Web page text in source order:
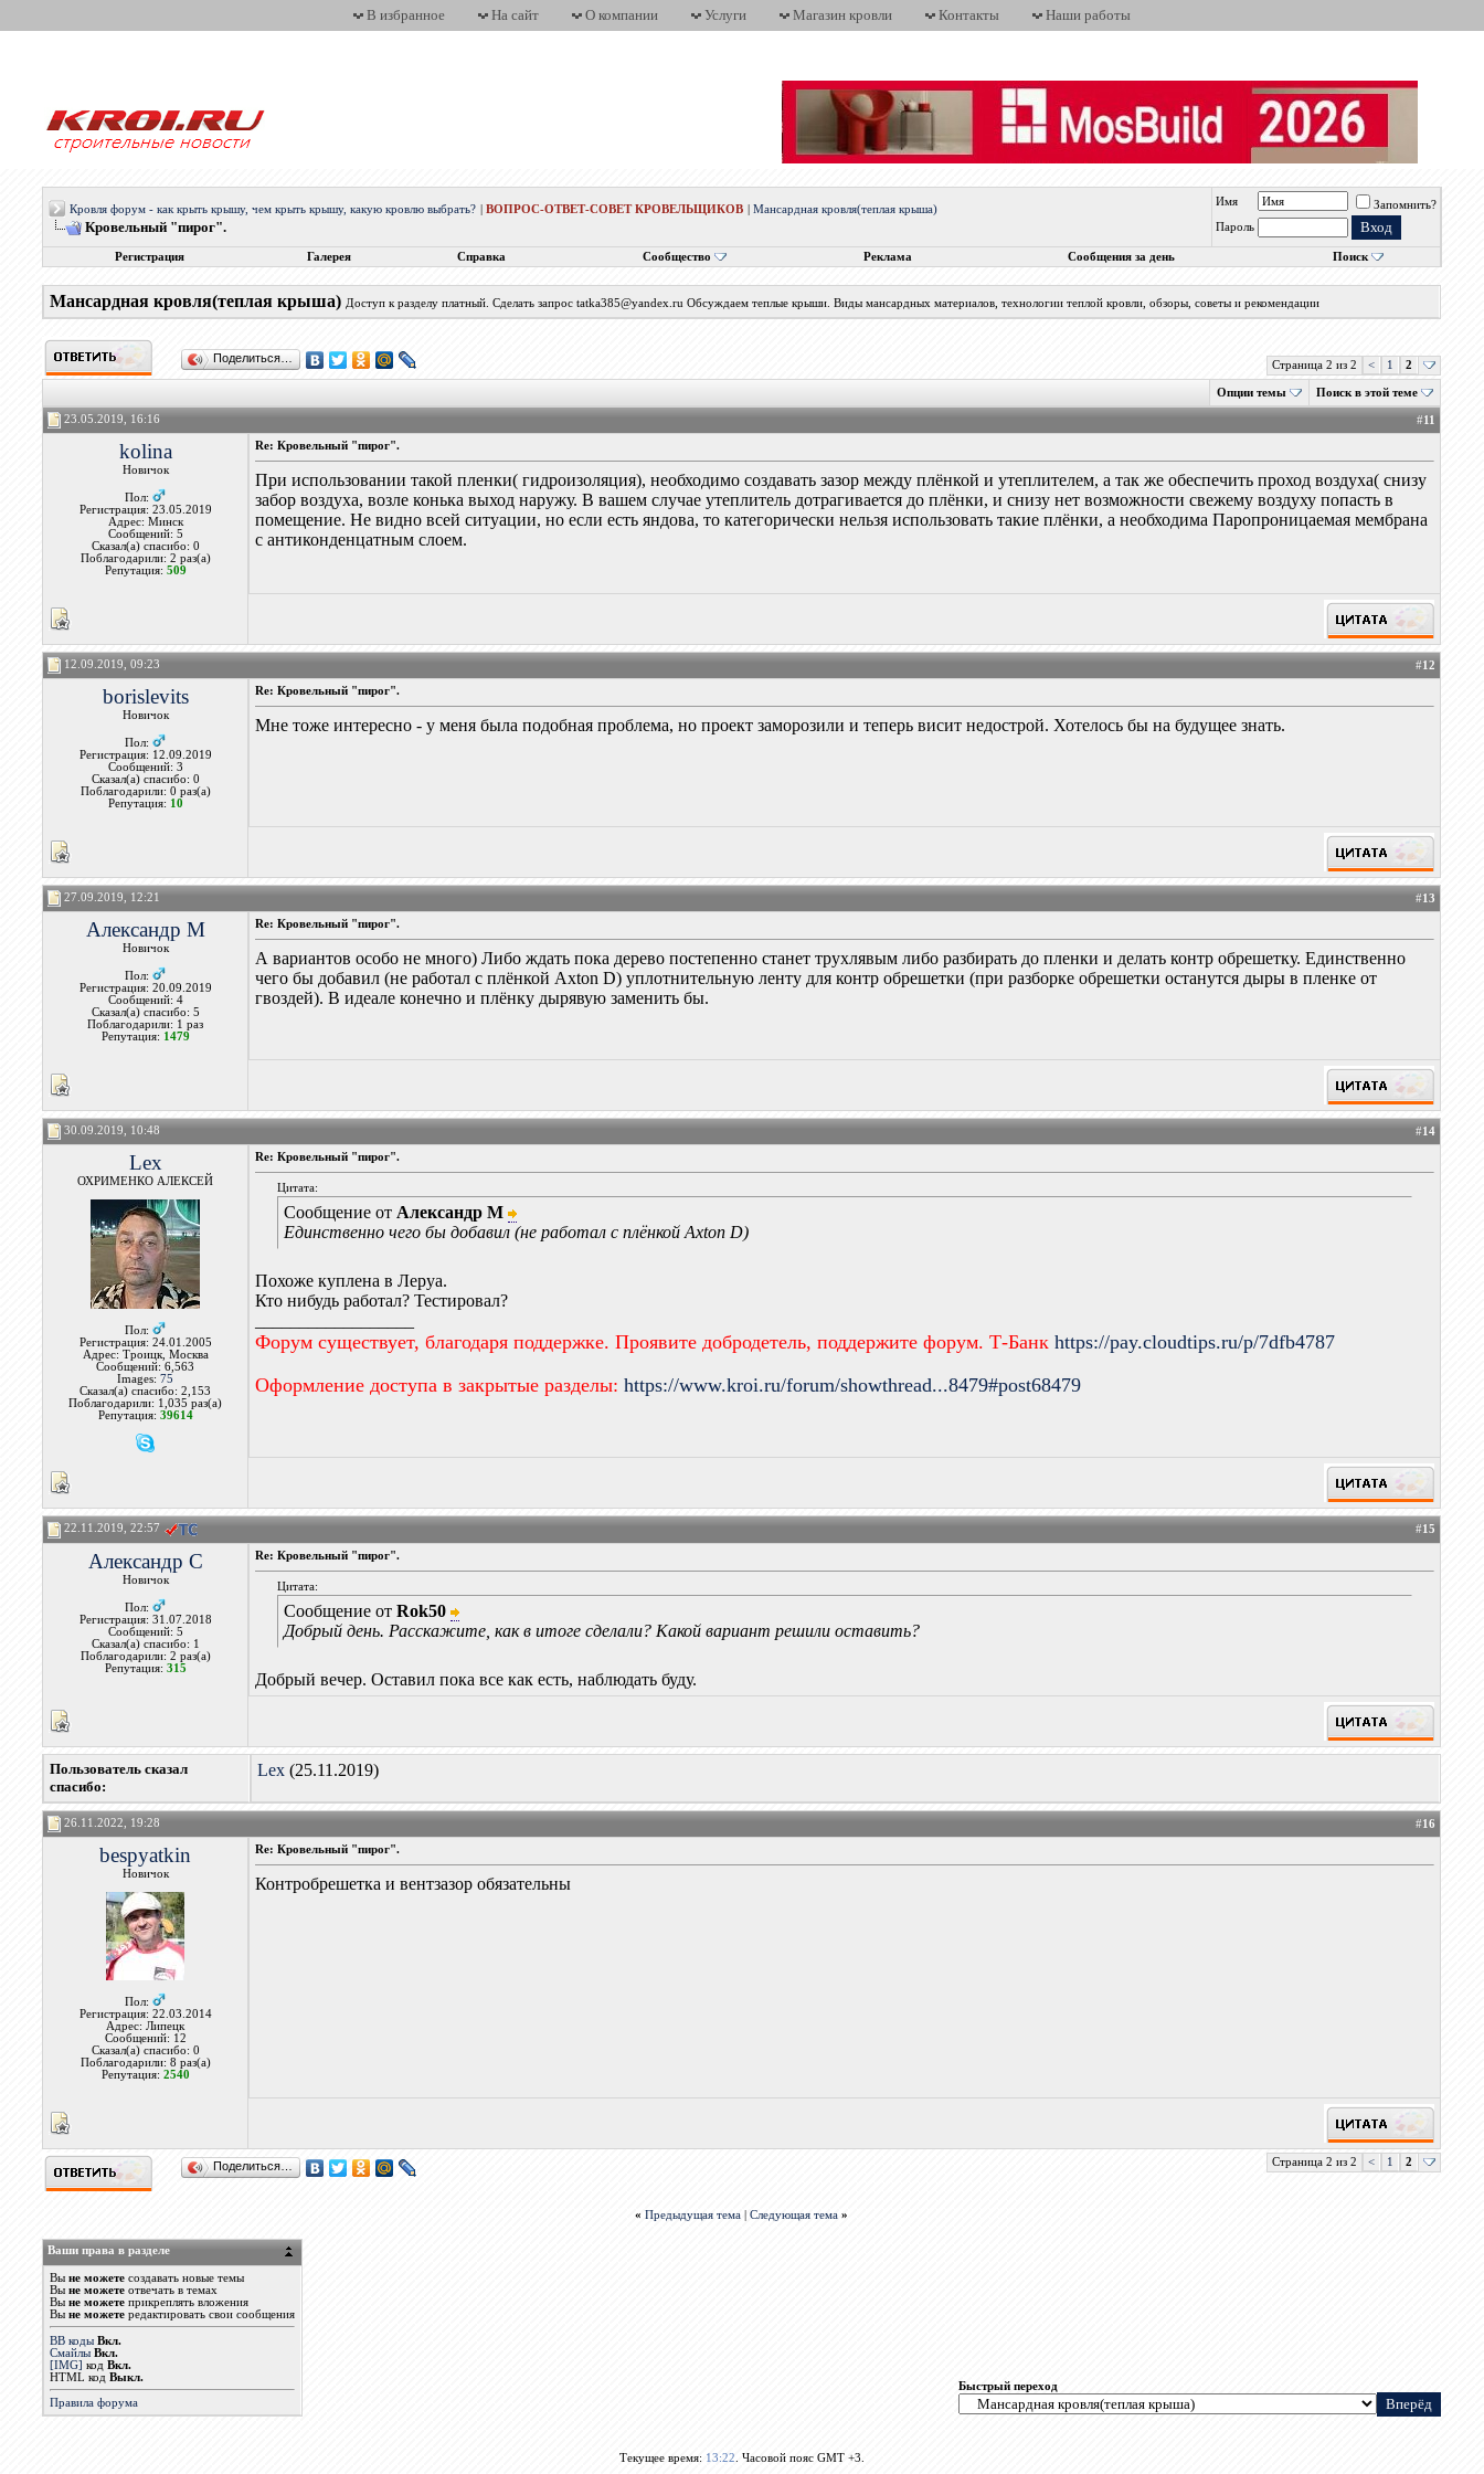
В избранное На сайт О компании Услуги Магазин кровли Контакты Наши работы
Кровля форум - как крыть крышу, чем крыть крышу, какую кровлю выбрать? |ВОПРОС-ОТВЕТ-СОВЕТ КРОВЕЛЬЩИКОВ |Мансардная кровля(теплая крыша)
Кровельный "пирог".
Имя
Запомнить?
Пароль
Регистрация Галерея Справка Сообщество Реклама Сообщения за день Поиск
Мансардная кровля(теплая крыша) Доступ к разделу платный. Сделать запрос tatka385@yandex.ru Обсуждаем теплые крыши. Виды мансардных материалов, технологии теплой кровли, обзоры, советы и рекомендации
Поделиться…
Страница 2 из 2 < 1 2
Опции темы Поиск в этой теме
23.05.2019, 16:16 #11
kolina
Новичок
Пол:
Регистрация: 23.05.2019
Адрес: Минск
Сообщений: 5
Сказал(а) спасибо: 0
Поблагодарили: 2 раз(а)
Репутация: 509
Re: Кровельный "пирог".
При использовании такой пленки( гидроизоляция), необходимо создавать зазор между плёнкой и утеплителем, а так же обеспечить проход воздуха( снизу
забор воздуха, возле конька выход наружу. В вашем случае утеплитель дотрагивается до плёнки, и снизу нет возможности свежему воздуху попасть в
помещение. Не видно всей ситуации, но если есть яндова, то категорически нельзя использовать такие плёнки, а необходима Паропроницаемая мембрана
с антиконденцатным слоем.
12.09.2019, 09:23 #12
borislevits
Новичок
Пол:
Регистрация: 12.09.2019
Сообщений: 3
Сказал(а) спасибо: 0
Поблагодарили: 0 раз(а)
Репутация: 10
Re: Кровельный "пирог".
Мне тоже интересно - у меня была подобная проблема, но проект заморозили и теперь висит недострой. Хотелось бы на будущее знать.
27.09.2019, 12:21 #13
Александр М
Новичок
Пол:
Регистрация: 20.09.2019
Сообщений: 4
Сказал(а) спасибо: 5
Поблагодарили: 1 раз
Репутация: 1479
Re: Кровельный "пирог".
А вариантов особо не много) Либо ждать пока дерево постепенно станет трухлявым либо разбирать до пленки и делать контр обрешетку. Единственно
чего бы добавил (не работал с плёнкой Axton D) уплотнительную ленту для контр обрешетки (при разборке обрешетки останутся дыры в пленке от
гвоздей). В идеале конечно и плёнку дырявую заменить бы.
30.09.2019, 10:48 #14
Lex
ОХРИМЕНКО АЛЕКСЕЙ
Пол:
Регистрация: 24.01.2005
Адрес: Троицк, Москва
Сообщений: 6,563
Images:75
Сказал(а) спасибо: 2,153
Поблагодарили: 1,035 раз(а)
Репутация: 39614
Re: Кровельный "пирог".
Цитата:
Сообщение от Александр М
Единственно чего бы добавил (не работал с плёнкой Axton D)
Похоже куплена в Леруа.
Кто нибудь работал? Тестировал?
Форум существует, благодаря поддержке. Проявите добродетель, поддержите форум. Т-Банкhttps://pay.cloudtips.ru/p/7dfb4787
Оформление доступа в закрытые разделы:https://www.kroi.ru/forum/showthread...8479#post68479
22.11.2019, 22:57 #15
Александр С
Новичок
Пол:
Регистрация: 31.07.2018
Сообщений: 5
Сказал(а) спасибо: 1
Поблагодарили: 2 раз(а)
Репутация: 315
Re: Кровельный "пирог".
Цитата:
Сообщение отRok50
Добрый день. Расскажите, как в итоге сделали? Какой вариант решили оставить?
Добрый вечер. Оставил пока все как есть, наблюдать буду.
Пользователь сказал
cпасибо:
Lex (25.11.2019)
26.11.2022, 19:28 #16
bespyatkin
Новичок
Пол:
Регистрация: 22.03.2014
Адрес: Липецк
Сообщений: 12
Сказал(а) спасибо: 0
Поблагодарили: 8 раз(а)
Репутация: 2540
Re: Кровельный "пирог".
Контробрешетка и вентзазор обязательны
Поделиться… Страница 2 из 2 < 1 2
« Предыдущая тема |Следующая тема »
Ваши права в разделе
Выне можете создавать новые темы
Выне можете отвечать в темах
Выне можете прикреплять вложения
Выне можете редактировать свои сообщения
BB коды Вкл.
Смайлы Вкл.
[IMG] кодВкл.
HTML кодВыкл.
Правила форума
Быстрый переход
Текущее время: 13:22 . Часовой пояс GMT +3.